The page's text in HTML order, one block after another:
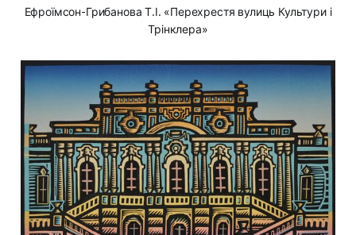
Ефроїмсон-Грибанова Т.І. «Перехрестя вулиць Культури і
Трінклера»